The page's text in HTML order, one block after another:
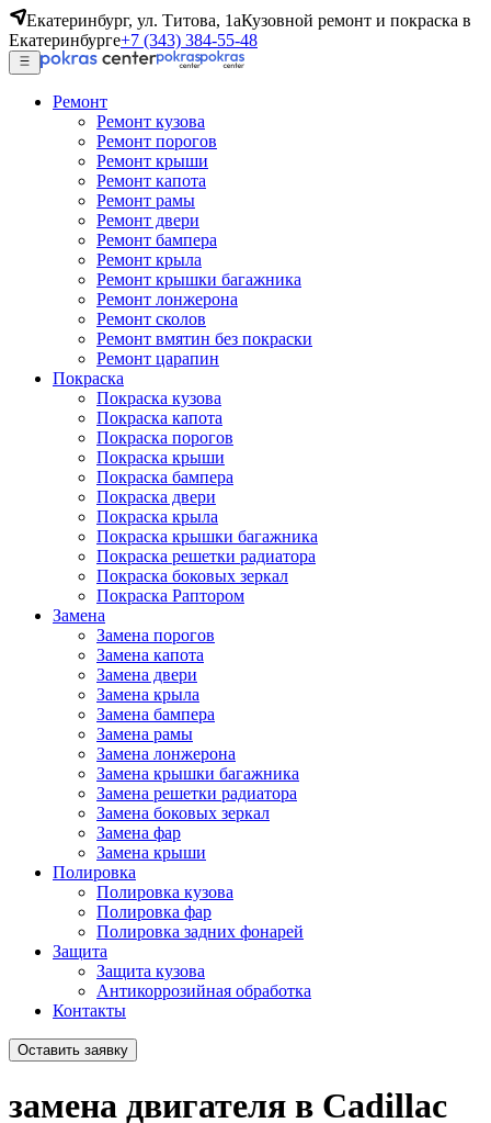
Екатеринбург, ул. Титова, 1аКузовной ремонт и покраска в
Екатеринбурге+7 (343) 384-55-48
Ремонт
Ремонт кузова
Ремонт порогов
Ремонт крыши
Ремонт капота
Ремонт рамы
Ремонт двери
Ремонт бампера
Ремонт крыла
Ремонт крышки багажника
Ремонт лонжерона
Ремонт сколов
Ремонт вмятин без покраски
Ремонт царапин
Покраска
Покраска кузова
Покраска капота
Покраска порогов
Покраска крыши
Покраска бампера
Покраска двери
Покраска крыла
Покраска крышки багажника
Покраска решетки радиатора
Покраска боковых зеркал
Покраска Раптором
Замена
Замена порогов
Замена капота
Замена двери
Замена крыла
Замена бампера
Замена рамы
Замена лонжерона
Замена крышки багажника
Замена решетки радиатора
Замена боковых зеркал
Замена фар
Замена крыши
Полировка
Полировка кузова
Полировка фар
Полировка задних фонарей
Защита
Защита кузова
Антикоррозийная обработка
Контакты
Оставить заявку
замена двигателя в Cadillac